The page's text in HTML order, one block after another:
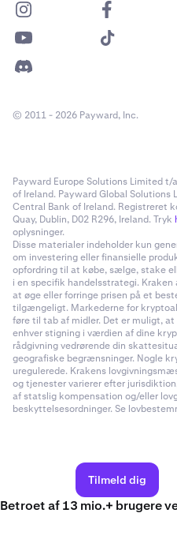
Tilmeld dig
Betroet af 13 mio.+ brugere
© 2011 - 2026 Payward, Inc.
Payward Europe Solutions Limited
of Ireland. Payward Global
Central Bank of Ireland. Registreret
Quay, Dublin, D02 R296, Ireland. Tryk
oplysninger.
Disse materialer indeholder kun
om investering eller finansielle
opfordring til at købe, sælge, stake
i en specifik handelsstrategi.
at øge eller forringe prisen på et
tilgængeligt. Markederne for
føre til tab af midler. Det er muligt,
enhver stigning i værdien af dine
rådgivning vedrørende din
geografiske begrænsninger. Nogle
uregulerede. Krakens
og tjenester varierer efter
af statslig kompensation og/eller
beskyttelsesordninger. Se